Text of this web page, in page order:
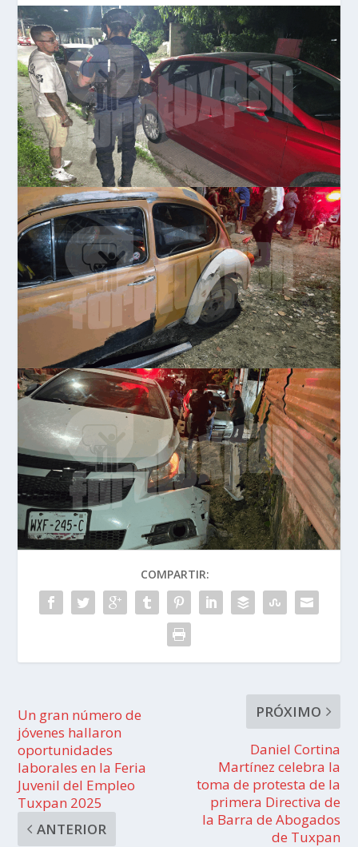
COMPARTIR:
Un gran número de
jóvenes hallaron
oportunidades
laborales en la Feria
Juvenil del Empleo
Tuxpan 2025
ANTERIOR
PRÓXIMO
Daniel Cortina
Martínez celebra la
toma de protesta de la
primera Directiva de
la Barra de Abogados
de Tuxpan